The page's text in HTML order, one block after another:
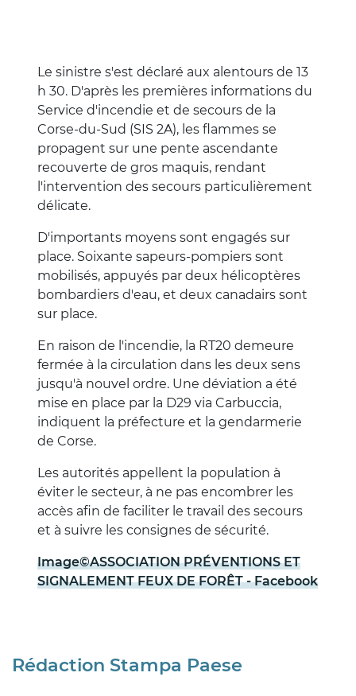
Le sinistre s'est déclaré aux alentours de 13
h 30. D'après les premières informations du
Service d'incendie et de secours de la
Corse-du-Sud (SIS 2A), les flammes se
propagent sur une pente ascendante
recouverte de gros maquis, rendant
l'intervention des secours particulièrement
délicate.
D'importants moyens sont engagés sur
place. Soixante sapeurs-pompiers sont
mobilisés, appuyés par deux hélicoptères
bombardiers d'eau, et deux canadairs sont
sur place.
En raison de l'incendie, la RT20 demeure
fermée à la circulation dans les deux sens
jusqu'à nouvel ordre. Une déviation a été
mise en place par la D29 via Carbuccia,
indiquent la préfecture et la gendarmerie
de Corse.
Les autorités appellent la population à
éviter le secteur, à ne pas encombrer les
accès afin de faciliter le travail des secours
et à suivre les consignes de sécurité.
Image©️ASSOCIATION PRÉVENTIONS ET
SIGNALEMENT FEUX DE FORÊT - Facebook
Rédaction Stampa Paese